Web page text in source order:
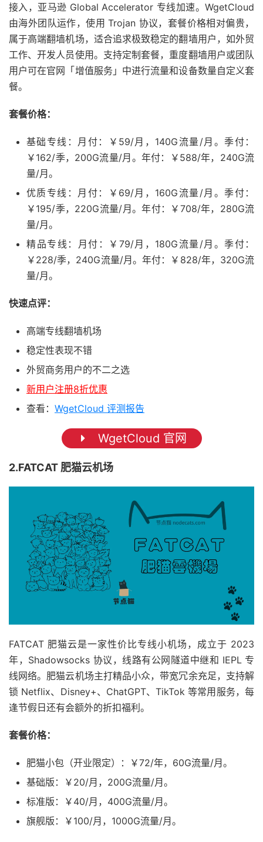
接入，亚马逊 Global Accelerator 专线加速。WgetCloud
由海外团队运作，使用 Trojan 协议，套餐价格相对偏贵，
属于高端翻墙机场，适合追求极致稳定的翻墙用户，如外贸
工作、开发人员使用。支持定制套餐，重度翻墙用户或团队
用户可在官网「增值服务」中进行流量和设备数量自定义套
餐。
套餐价格：
基础专线：月付：￥59/月，140G流量/月。季付：
￥162/季，200G流量/月。年付：￥588/年，240G流
量/月。
优质专线：月付：￥69/月，160G流量/月。季付：
￥195/季，220G流量/月。年付：￥708/年，280G流
量/月。
精品专线：月付：￥79/月，180G流量/月。季付：
￥228/季，240G流量/月。年付：￥828/年，320G流
量/月。
快速点评：
高端专线翻墙机场
稳定性表现不错
外贸商务用户的不二之选
新用户注册8折优惠
查看： WgetCloud 评测报告
WgetCloud 官网
2.FATCAT 肥猫云机场
FATCAT 肥猫云是一家性价比专线小机场，成立于 2023
年，Shadowsocks 协议，线路有公网隧道中继和 IEPL 专
线网络。肥猫云机场主打精品小众，带宽冗余充足，支持解
锁 Netflix、Disney+、ChatGPT、TikTok 等常用服务，每
逢节假日还有会额外的折扣福利。
套餐价格：
肥猫小包（开业限定）：￥72/年，60G流量/月。
基础版：￥20/月，200G流量/月。
标准版：￥40/月，400G流量/月。
旗舰版：￥100/月，1000G流量/月。